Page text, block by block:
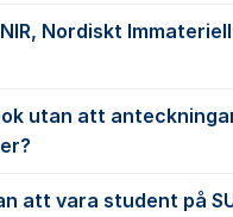
Nordiskt
utan att
att vara student på